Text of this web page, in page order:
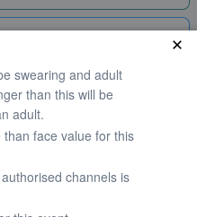
162 USD
189 USD
swearing and adult
than this will be
adult.
face value for this
channels is